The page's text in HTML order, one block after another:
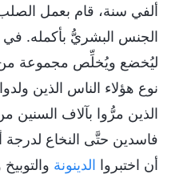
ألفي سنة، قام بعمل
الجنس البشريُّ بأكمله. في
ليُخضع ويُخلِّص مجموعة من
نوع هؤلاء الناس الذين
الذين مرُّوا بآلاف السنين
فاسدين حتَّى النخاع لدرجة
أن اختبروا الدينونة